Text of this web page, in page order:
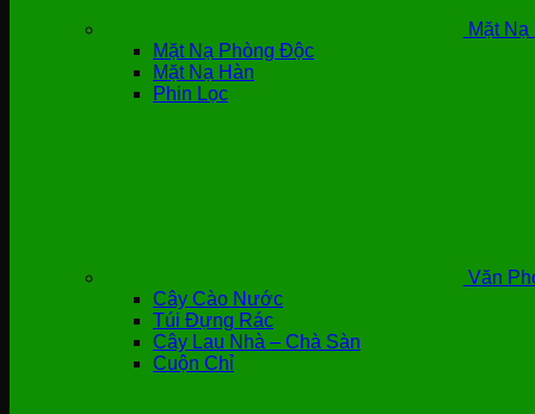
Mặt
Mặt Nạ Phòng Độc
Mặt Nạ Hàn
Phin Lọc
Văn
Cây Cào Nước
Túi Đựng Rác
Cây Lau Nhà – Chà Sàn
Cuộn Chỉ